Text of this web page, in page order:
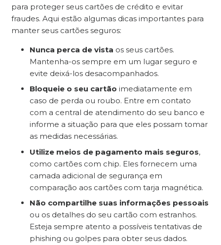
para proteger seus cartões de crédito e evitar
fraudes. Aqui estão algumas dicas importantes para
manter seus cartões seguros:
Nunca perca de vista os seus cartões.
Mantenha-os sempre em um lugar seguro e
evite deixá-los desacompanhados.
Bloqueie o seu cartão imediatamente em
caso de perda ou roubo. Entre em contato
com a central de atendimento do seu banco e
informe a situação para que eles possam tomar
as medidas necessárias.
Utilize meios de pagamento mais seguros,
como cartões com chip. Eles fornecem uma
camada adicional de segurança em
comparação aos cartões com tarja magnética.
Não compartilhe suas informações pessoais
ou os detalhes do seu cartão com estranhos.
Esteja sempre atento a possíveis tentativas de
phishing ou golpes para obter seus dados.